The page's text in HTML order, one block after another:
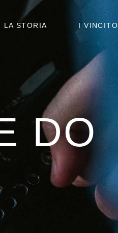
LA STORIA I
DO